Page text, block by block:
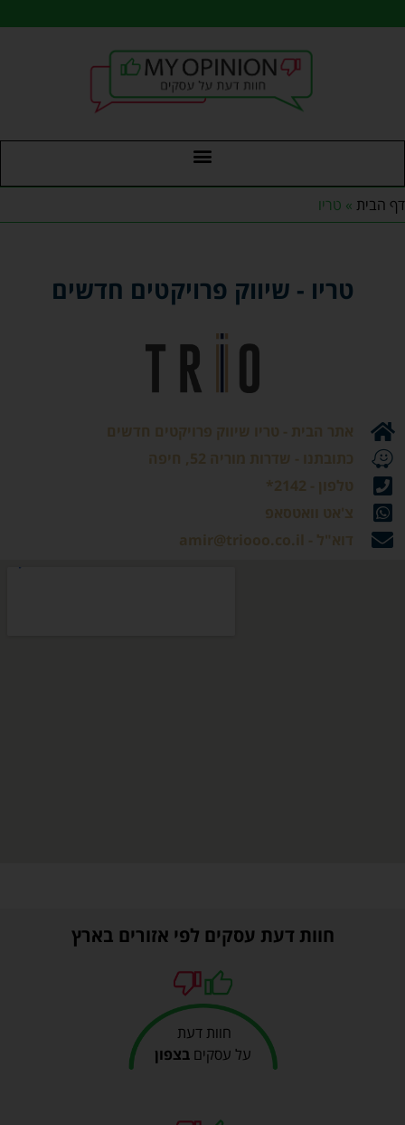
דף הבית » טריו
טריו - שיווק פרויקטים חדשים
אתר הבית - טריו שיווק פרויקטים חדשים
כתובתנו - שדרות מוריה 52, חיפה
טלפון - 2142*
צ'אט וואטסאפ
דוא"ל - amir@triooo.co.il
חוות דעת עסקים לפי אזורים בארץ
חוות דעת
על עסקיםבצפון